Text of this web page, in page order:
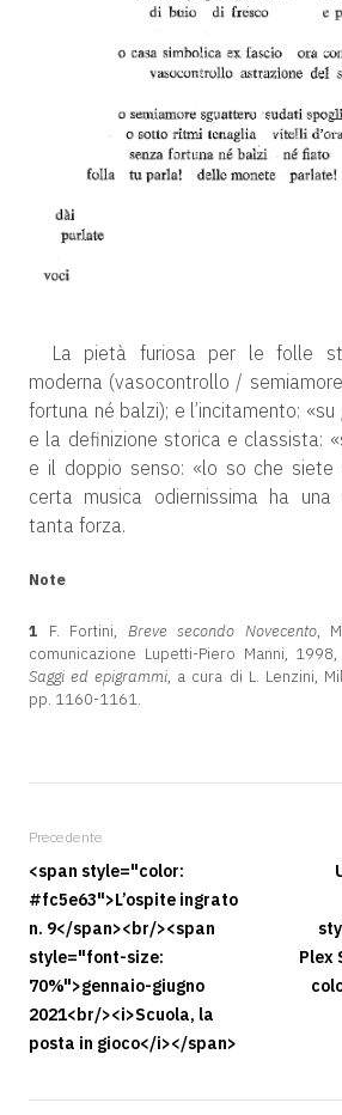
La pietà furiosa per le folle
moderna (vasocontrollo /
fortuna né balzi); e l’incitamento:
e la definizione storica e classista:
e il doppio senso: «lo so che siete
certa musica odiernissima ha
tanta forza.
Note
1 F. Fortini, Breve secondo Novecento,
comunicazione Lupetti-Piero Manni,
Saggi ed epigrammi, a cura di L. Lenzini,
pp. 1160-1161.
Precedente
<span style="color:
#fc5e63">L’ospite ingrato
n. 9</span><br/><span
style="font-size:
70%">gennaio-giugno
2021<br/><i>Scuola, la
posta in gioco</i></span>
Plex